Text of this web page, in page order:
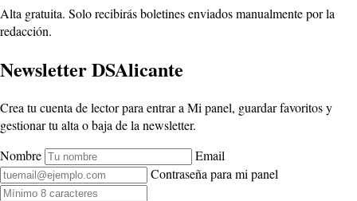
Alta gratuita. Solo recibirás boletines enviados manualmente por la
redacción.
Newsletter DSAlicante
Crea tu cuenta de lector para entrar a Mi panel, guardar favoritos y
gestionar tu alta o baja de la newsletter.
Nombre
Email
Contraseña para mi panel